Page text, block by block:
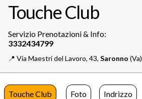
Touche Club
Servizio Prenotazioni & Info:
📍️ Via Maestri del Lavoro, 43, Saronno (Va)
Touche Club Foto Indrizzo